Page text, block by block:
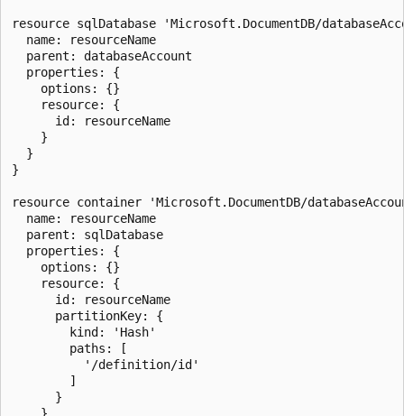
resource sqlDatabase 'Microsoft.DocumentDB/
  name: resourceName
  parent: databaseAccount
  properties: {
    options: {}
    resource: {
      id: resourceName
    }
  }
}
resource container 'Microsoft.DocumentDB/
  name: resourceName
  parent: sqlDatabase
  properties: {
    options: {}
    resource: {
      id: resourceName
      partitionKey: {
        kind: 'Hash'
        paths: [
          '/definition/id'
        ]
      }
    }